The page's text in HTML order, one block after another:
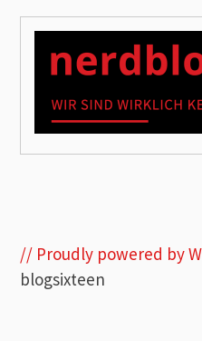
// Proudly powered by
blogsixteen